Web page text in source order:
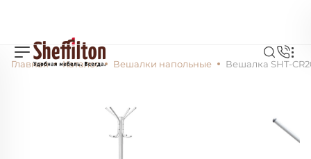
Главная Каталог Вешалки напольные Вешалка SHT-